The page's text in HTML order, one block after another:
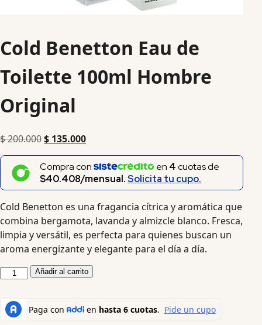
Cold Benetton Eau de
Toilette 100ml Hombre
Original
$200.000$ 135.000
Compra con en 4cuotas de
$40.408/mensual.Solicita tu cupo.
Cold Benetton es una fragancia cítrica y aromática que
combina bergamota, lavanda y almizcle blanco. Fresca,
limpia y versátil, es perfecta para quienes buscan un
aroma energizante y elegante para el día a día.
Añadir al carrito